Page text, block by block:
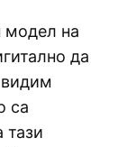
модел на
да
видим
са
тази